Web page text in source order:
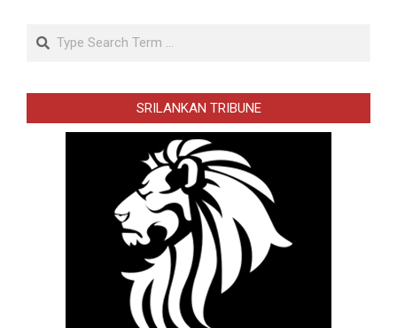
Search
SRILANKAN TRIBUNE